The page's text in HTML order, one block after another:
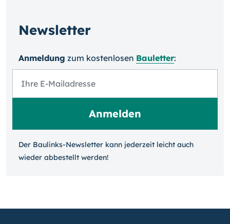
Newsletter
Anmeldung zum kosten­losen Bauletter:
Der Baulinks-Newsletter kann jeder­zeit leicht auch
wieder ab­bestellt werden!